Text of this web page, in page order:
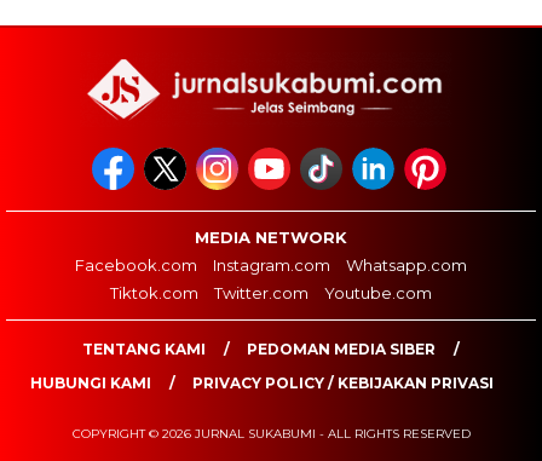
MEDIA NETWORK
Facebook.com
Instagram.com
Whatsapp.com
Tiktok.com
Twitter.com Youtube.com
TENTANG KAMI
PEDOMAN MEDIA SIBER
HUBUNGI KAMI
PRIVACY POLICY / KEBIJAKAN PRIVASI
COPYRIGHT © 2026 JURNAL SUKABUMI - ALL RIGHTS RESERVED